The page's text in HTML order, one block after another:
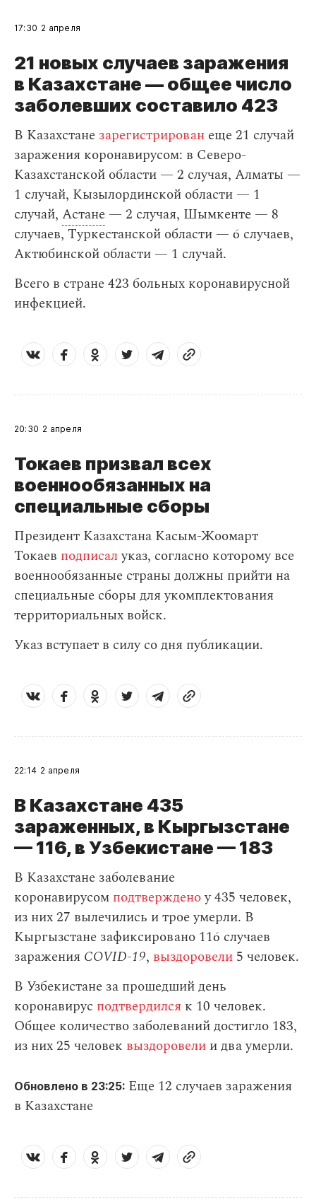
17:30 2 апреля
21 новых случаев заражения
в Казахстане — общее число
заболевших составило 423
В Казахстане зарегистрирован еще 21 случай
заражения коронавирусом: в Северо-
Казахстанской области — 2 случая, Алматы —
1 случай, Кызылординской области — 1
случай, Астане — 2 случая, Шымкенте — 8
случаев, Туркестанской области — 6 случаев,
Актюбинской области — 1 случай.
Всего в стране 423 больных коронавирусной
инфекцией.
20:30 2 апреля
Токаев призвал всех
военнообязанных на
специальные сборы
Президент Казахстана Касым-Жоомарт
Токаев подписалуказ, согласно которому все
военнообязанные страны должны прийти на
специальные сборы для укомплектования
территориальных войск.
Указ вступает в силу со дня публикации.
22:14 2 апреля
В Казахстане 435
зараженных, в Кыргызстане
— 116, в Узбекистане — 183
В Казахстане заболевание
коронавирусом подтвержденоу 435 человек,
из них 27 вылечились и трое умерли. В
Кыргызстане зафиксировано 116 случаев
заражения СOVID-19, выздоровели 5 человек.
В Узбекистане за прошедший день
коронавирус подтвердился к 10 человек.
Общее количество заболеваний достигло 183,
из них 25 человек выздоровели и два умерли.
Обновлено в 23:25: Еще 12 случаев заражения
в Казахстане